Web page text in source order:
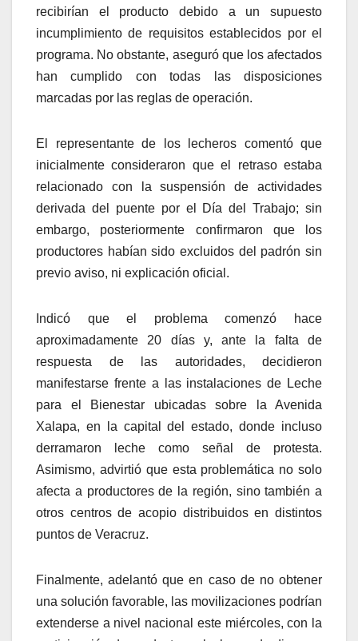
recibirían el producto debido a un supuesto
incumplimiento de requisitos establecidos por el
programa. No obstante, aseguró que los afectados
han cumplido con todas las disposiciones
marcadas por las reglas de operación.
El representante de los lecheros comentó que
inicialmente consideraron que el retraso estaba
relacionado con la suspensión de actividades
derivada del puente por el Día del Trabajo; sin
embargo, posteriormente confirmaron que los
productores habían sido excluidos del padrón sin
previo aviso, ni explicación oficial.
Indicó que el problema comenzó hace
aproximadamente 20 días y, ante la falta de
respuesta de las autoridades, decidieron
manifestarse frente a las instalaciones de Leche
para el Bienestar ubicadas sobre la Avenida
Xalapa, en la capital del estado, donde incluso
derramaron leche como señal de protesta.
Asimismo, advirtió que esta problemática no solo
afecta a productores de la región, sino también a
otros centros de acopio distribuidos en distintos
puntos de Veracruz.
Finalmente, adelantó que en caso de no obtener
una solución favorable, las movilizaciones podrían
extenderse a nivel nacional este miércoles, con la